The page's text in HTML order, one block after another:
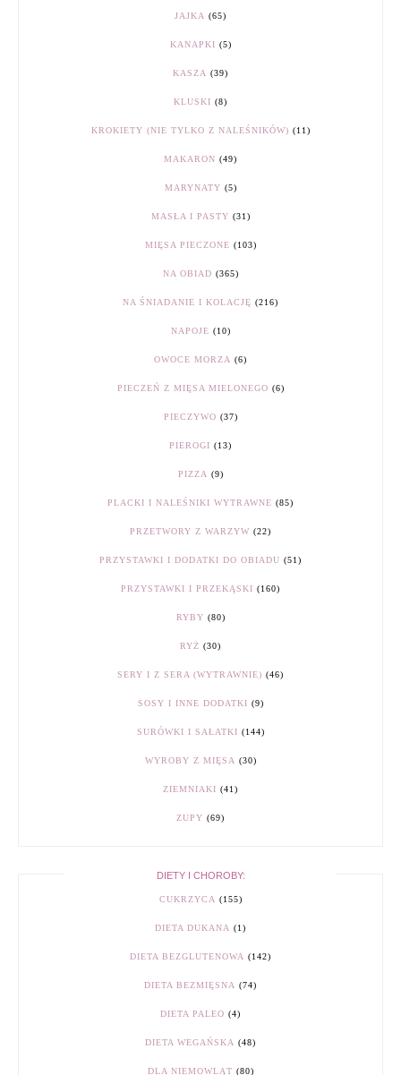
JAJKA (65)
KANAPKI (5)
KASZA (39)
KLUSKI (8)
KROKIETY (NIE TYLKO Z NALEŚNIKÓW) (11)
MAKARON (49)
MARYNATY (5)
MASŁA I PASTY (31)
MIĘSA PIECZONE (103)
NA OBIAD (365)
NA ŚNIADANIE I KOLACJĘ (216)
NAPOJE (10)
OWOCE MORZA (6)
PIECZEŃ Z MIĘSA MIELONEGO (6)
PIECZYWO (37)
PIEROGI (13)
PIZZA (9)
PLACKI I NALEŚNIKI WYTRAWNE (85)
PRZETWORY Z WARZYW (22)
PRZYSTAWKI I DODATKI DO OBIADU (51)
PRZYSTAWKI I PRZEKĄSKI (160)
RYBY (80)
RYŻ (30)
SERY I Z SERA (WYTRAWNIE) (46)
SOSY I INNE DODATKI (9)
SURÓWKI I SAŁATKI (144)
WYROBY Z MIĘSA (30)
ZIEMNIAKI (41)
ZUPY (69)
DIETY I CHOROBY:
CUKRZYCA (155)
DIETA DUKANA (1)
DIETA BEZGLUTENOWA (142)
DIETA BEZMIĘSNA (74)
DIETA PALEO (4)
DIETA WEGAŃSKA (48)
DLA NIEMOWLĄT (80)